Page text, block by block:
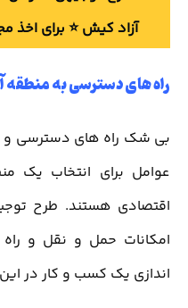
آزاد کیش ⭐️ برای اخذ
راه های دسترسی به منطقه
بی شک راه های دسترسی و
عوامل برای انتخاب یک
اقتصادی هستند. طرح
امکانات حمل و نقل و راه
اندازی یک کسب و کار در